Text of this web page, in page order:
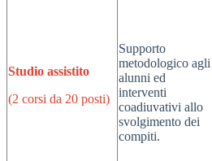
Studio assistito
(2 corsi da 20 posti)
Supporto
metodologico agli
alunni ed
interventi
coadiuvativi allo
svolgimento dei
compiti.